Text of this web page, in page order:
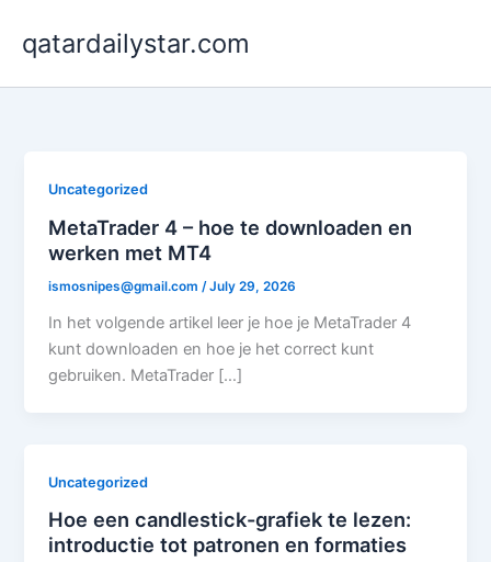
content
qatardailystar.com
Uncategorized
MetaTrader 4 – hoe te downloaden en
werken met MT4
ismosnipes@gmail.com/July 29, 2026
In het volgende artikel leer je hoe je MetaTrader 4
kunt downloaden en hoe je het correct kunt
gebruiken. MetaTrader […]
Uncategorized
Hoe een candlestick-grafiek te lezen:
introductie tot patronen en formaties